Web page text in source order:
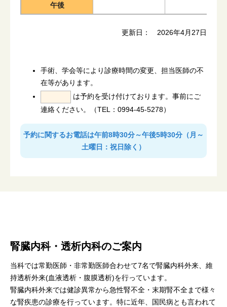
午後
更新日： 2026年4月27日
手術、学会等により診療時間の変更、担当医師の不
在等があります。
は予約を受け付けております。事前にご
連絡ください。（TEL：0994-45-5278）
予約に関するお電話は午前8時30分～午後5時30分（月～
土曜日：祝日除く）
腎臓内科・透析内科のご案内
当科では常勤医師・非常勤医師合わせて7名で腎臓内科外来、維
持透析外来(血液透析・腹膜透析)を行っています。
腎臓内科外来では健診異常から急性腎不全・末期腎不全まで様々
な腎疾患の診療を行っています。特に近年、国民病とも言われて